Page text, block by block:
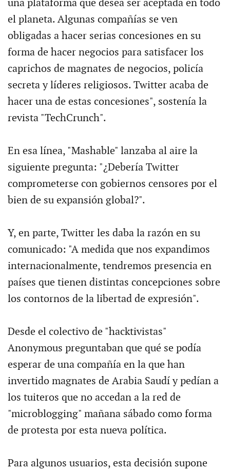
una plataforma que desea ser aceptada en todo
el planeta. Algunas compañías se ven
obligadas a hacer serias concesiones en su
forma de hacer negocios para satisfacer los
caprichos de magnates de negocios, policía
secreta y líderes religiosos. Twitter acaba de
hacer una de estas concesiones", sostenía la
revista "TechCrunch".
En esa línea, "Mashable" lanzaba al aire la
siguiente pregunta: "¿Debería Twitter
comprometerse con gobiernos censores por el
bien de su expansión global?".
Y, en parte, Twitter les daba la razón en su
comunicado: "A medida que nos expandimos
internacionalmente, tendremos presencia en
países que tienen distintas concepciones sobre
los contornos de la libertad de expresión".
Desde el colectivo de "hacktivistas"
Anonymous preguntaban que qué se podía
esperar de una compañía en la que han
invertido magnates de Arabia Saudí y pedían a
los tuiteros que no accedan a la red de
"microblogging" mañana sábado como forma
de protesta por esta nueva política.
Para algunos usuarios, esta decisión supone